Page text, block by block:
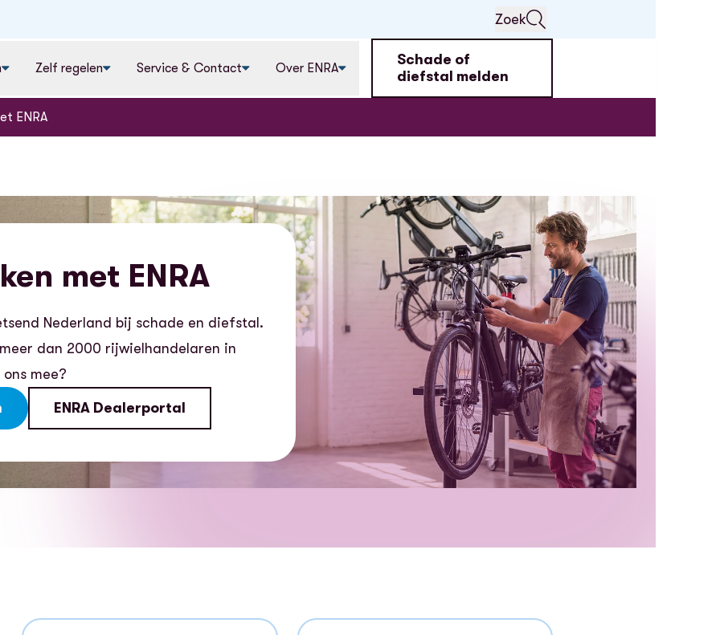
Zoek
Zelf regelen Service & Contact Over ENRA
Schade of
diefstal melden
ENRA
met ENRA
Nederland bij schade en diefstal.
dan 2000 rijwielhandelaren in
mee?
ENRA Dealerportal